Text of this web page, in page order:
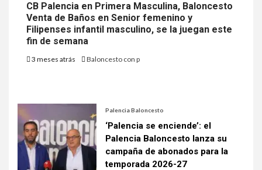
CB Palencia en Primera Masculina, Baloncesto
Venta de Baños en Senior femenino y
Filipenses infantil masculino, se la juegan este
fin de semana
3 meses atrás Baloncesto con p
Palencia Baloncesto
‘Palencia se enciende’: el
Palencia Baloncesto lanza su
campaña de abonados para la
temporada 2026-27